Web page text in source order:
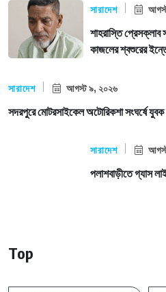
সারাদেশ
শাহরাস্তি
কাজলের শ্বশুরের
সারাদেশ আগস্ট ৯, ২০২৬
সদরপুরে মোটরসাইকেল অটোরিকশা সংঘর্ষে
সারাদেশ
পলাশবাড়ীতে গ্যাস
Top